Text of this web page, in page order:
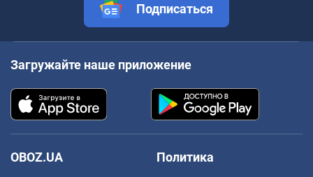
Подписаться
Загружайте наше приложение
OBOZ.UA
Политика